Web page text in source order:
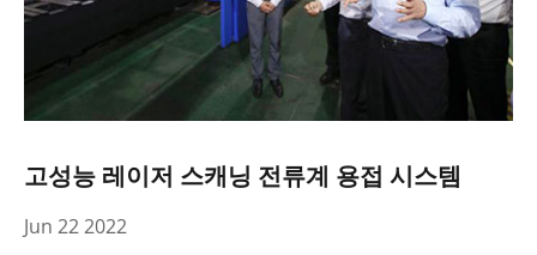
고성능 레이저 스캐닝 전류계 용접 시스템
Jun 22 2022